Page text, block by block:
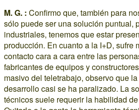
M. G. : Confirmo que, también para
sólo puede ser una solución puntual,
industriales, tenemos que estar
producción. En cuanto a la I+D, sufre
contacto cara a cara entre las
fabricantes de equipos y
masivo del teletrabajo, observo que
desarrollo casi se ha paralizado. La
técnicos suele requerir la habilidad